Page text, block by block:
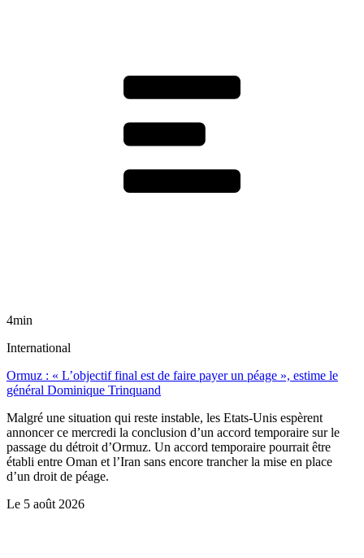
4min
International
Ormuz : « L’objectif final est de faire payer un péage », estime le
général Dominique Trinquand
Malgré une situation qui reste instable, les Etats-Unis espèrent
annoncer ce mercredi la conclusion d’un accord temporaire sur le
passage du détroit d’Ormuz. Un accord temporaire pourrait être
établi entre Oman et l’Iran sans encore trancher la mise en place
d’un droit de péage.
Le 5 août 2026